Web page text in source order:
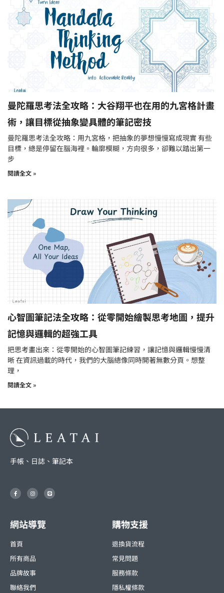
曼陀羅思考法全攻略：大谷翔平也在用的九宮格計畫
術，讓目標從抽象變具體的筆記密技
曼陀羅思考法全攻略：用九宮格，把抽象的夢想慢慢寫成現實 有些
目標，總是停留在腦海裡。輪廓模糊，方向很多，卻難以踏出第一
步
閱讀全文 »
心智圖筆記法全攻略：從零開始繪製思考地圖，提升
記憶與邏輯的超強工具
把思考畫出來：從零開始的心智圖筆記練習，讓記憶與邏輯慢慢清
晰 在資訊過載的時代，我們的大腦總像同時開著無數分頁。想整
理，
閱讀全文 »
手帳、日誌、筆記本
F
a
c
o
k
-
I
n
s
r
a
m
L
i
n
網站導覽
首頁
所有商品
品牌故事
聯絡我們
購物支援
退換貨流程
常見問題
服務條款
隱私權條款